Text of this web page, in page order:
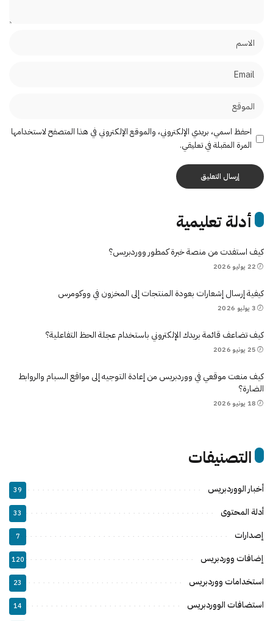
احفظ اسمي، بريدي الإلكتروني، والموقع الإلكتروني في هذا المتصفح لاستخدامها
المرة المقبلة في تعليقي.
أدلة تعليمية
كيف استفدت من منصة خبرة كمطور ووردبريس؟
22 يوليو 2026
كيفية إرسال إشعارات بعودة المنتجات إلى المخزون في ووكومرس
3 يوليو 2026
كيف تضاعف قائمة بريدك الإلكتروني باستخدام عجلة الحظ التفاعلية؟
25 يونيو 2026
كيف منعت موقعي في ووردبريس من إعادة التوجيه إلى مواقع السبام والروابط
الضارة؟
18 يونيو 2026
التصنيفات
أخبار الووردبريس 39
أدلة المحتوى 33
إصدارات 7
إضافات ووردبريس 120
استخدامات ووردبريس 23
استضافات الووردبريس 14